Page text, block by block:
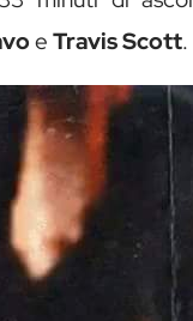
e Travis Scott.